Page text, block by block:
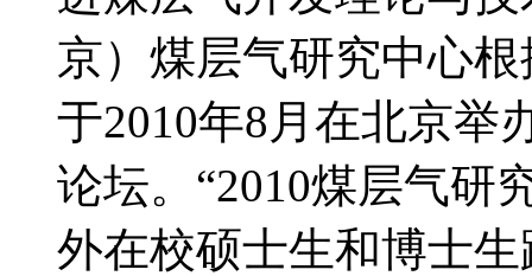
京）煤层气研究中心
于2010年8月在北京举
论坛。“2010煤层气研
外在校硕士生和博士